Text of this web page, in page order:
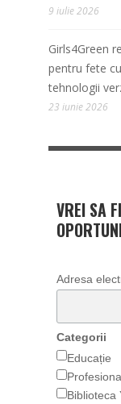
9 iulie 2026
Girls4Green
pentru fete
tehnologii
23 iunie 2026
VREI SA
Adresa
Categorii
Educație
Biblioteca